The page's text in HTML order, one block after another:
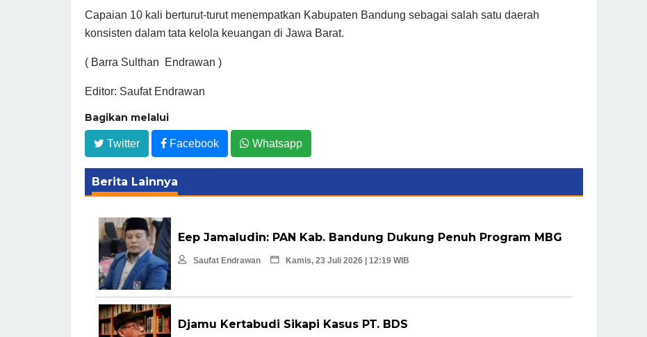
Capaian 10 kali berturut-turut menempatkan Kabupaten Bandung sebagai salah satu daerah
konsisten dalam tata kelola keuangan di Jawa Barat.
( Barra Sulthan Endrawan )
Editor: Saufat Endrawan
Bagikan melalui
Twitter Facebook Whatsapp
Berita Lainnya
Eep Jamaludin: PAN Kab. Bandung Dukung Penuh Program MBG
Saufat Endrawan Kamis, 23 Juli 2026 | 12:19 WIB
Djamu Kertabudi Sikapi Kasus PT. BDS